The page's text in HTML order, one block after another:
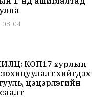
08-04
КОП17 хурлын
зохицуулалт хийгдэх
цэцэрлэгийн